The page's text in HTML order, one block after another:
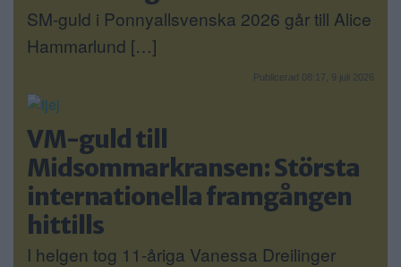
SM-guld i Ponnyallsvenska 2026 går till Alice
Hammarlund […]
Publicerad 08:17, 9 juli 2026
VM-guld till
Midsommarkransen: Största
internationella framgången
hittills
I helgen tog 11-åriga Vanessa Dreilinger